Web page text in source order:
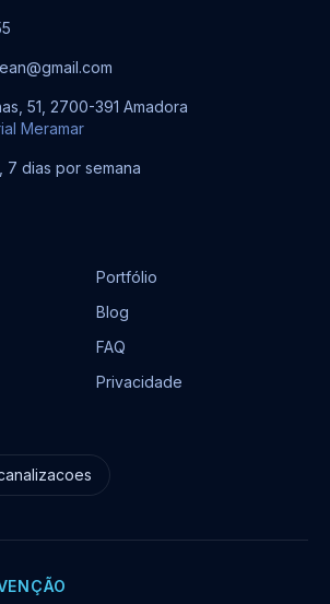
51, 2700-391 Amadora
Meramar
7 dias por semana
Portfólio
Blog
FAQ
Privacidade